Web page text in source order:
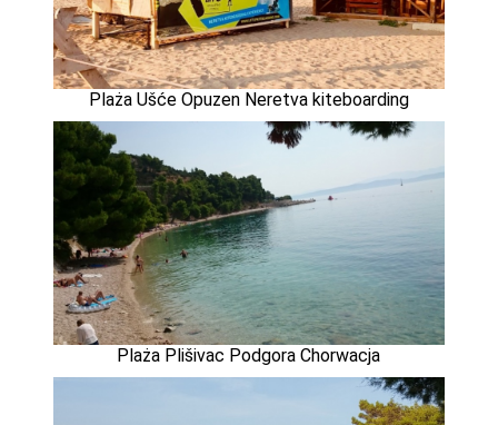
Plaża Ušće Opuzen Neretva kiteboarding
Plaża Plišivac Podgora Chorwacja